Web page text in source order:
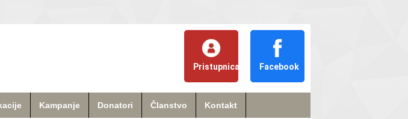
Pristupnica Facebook
Kampanje Donatori Članstvo Kontakt